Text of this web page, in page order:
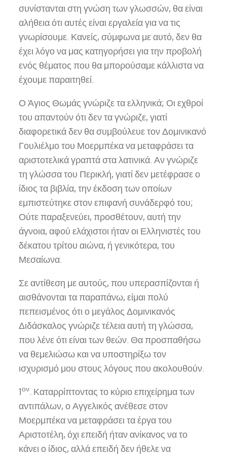
συνίστανται στη γνώση των γλωσσών, θα είναι
αλήθεια ότι αυτές είναι εργαλεία για να τις
γνωρίσουμε. Κανείς, σύμφωνα με αυτό, δεν θα
έχει λόγο να μας κατηγορήσει για την προβολή
ενός θέματος που θα μπορούσαμε κάλλιστα να
έχουμε παραιτηθεί.
Ο Άγιος Θωμάς γνώριζε τα ελληνικά; Οι εχθροί
του απαντούν ότι δεν τα γνώριζε, γιατί
διαφορετικά δεν θα συμβούλευε τον Δομινικανό
Γουλιέλμο του Μοερμπέκα να μεταφράσει τα
αριστοτελικά γραπτά στα λατινικά. Αν γνώριζε
τη γλώσσα του Περικλή, γιατί δεν μετέφρασε ο
ίδιος τα βιβλία, την έκδοση των οποίων
εμπιστεύτηκε στον επιφανή συνάδερφό του;
Ούτε παραξενεύει, προσθέτουν, αυτή την
άγνοια, αφού ελάχιστοι ήταν οι Ελληνιστές του
δέκατου τρίτου αιώνα, ή γενικότερα, του
Μεσαίωνα.
Σε αντίθεση με αυτούς, που υπερασπίζονται ή
αισθάνονται τα παραπάνω, είμαι πολύ
πεπεισμένος ότι ο μεγάλος Δομινικανός
Διδάσκαλος γνώριζε τέλεια αυτή τη γλώσσα,
που λένε ότι είναι των θεών. Θα προσπαθήσω
να θεμελιώσω και να υποστηρίξω τον
ισχυρισμό μου στους λόγους που ακολουθούν.
1ον . Καταρρίπτοντας το κύριο επιχείρημα των
αντιπάλων, ο Αγγελικός ανέθεσε στον
Μοερμπέκα να μεταφράσει τα έργα του
Αριστοτέλη, όχι επειδή ήταν ανίκανος να το
κάνει ο ίδιος, αλλά επειδή δεν ήθελε να